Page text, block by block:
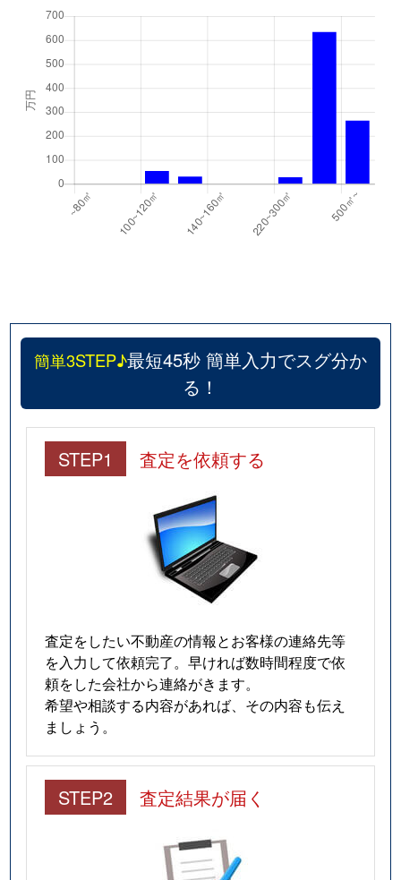
簡単3STEP♪最短45秒 簡単入力でスグ分か
る！
STEP1 査定を依頼する
査定をしたい不動産の情報とお客様の連絡先等
を入力して依頼完了。早ければ数時間程度で依
頼をした会社から連絡がきます。
希望や相談する内容があれば、その内容も伝え
ましょう。
STEP2 査定結果が届く